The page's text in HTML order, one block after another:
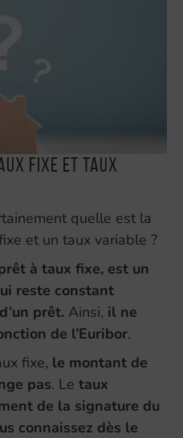
fixe et taux
quelle est la
et un taux variable ?
à taux fixe, est un
reste constant
prêt. Ainsi, il ne
de l’Euribor.
fixe, le montant de
pas. Le taux
de la signature du
connaissez dès le